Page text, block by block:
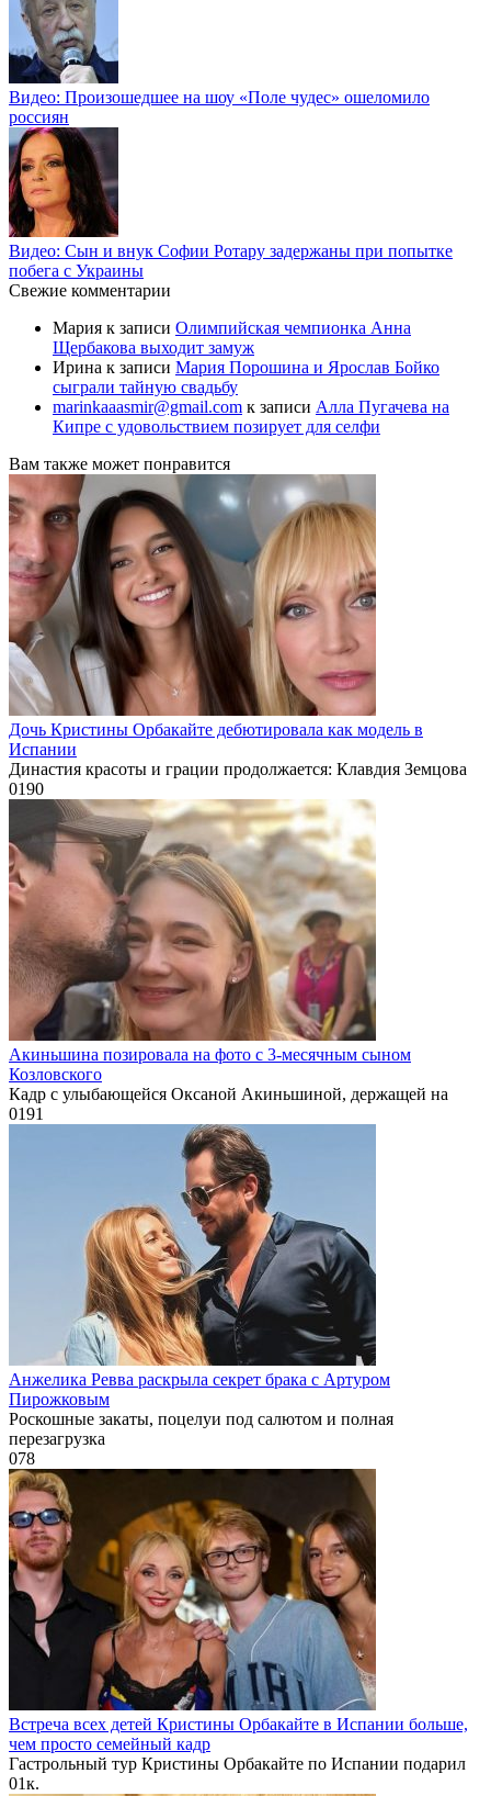
Видео: Произошедшее на шоу «Поле чудес» ошеломило
россиян
Видео: Сын и внук Софии Ротару задержаны при попытке
побега с Украины
Свежие комментарии
Мария к записи Олимпийская чемпионка Анна
Щербакова выходит замуж
Ирина к записи Мария Порошина и Ярослав Бойко
сыграли тайную свадьбу
marinkaaasmir@gmail.com к записи Алла Пугачева на
Кипре с удовольствием позирует для селфи
Вам также может понравится
Дочь Кристины Орбакайте дебютировала как модель в
Испании
Династия красоты и грации продолжается: Клавдия Земцова
0190
Акиньшина позировала на фото с 3-месячным сыном
Козловского
Кадр с улыбающейся Оксаной Акиньшиной, держащей на
0191
Анжелика Ревва раскрыла секрет брака с Артуром
Пирожковым
Роскошные закаты, поцелуи под салютом и полная
перезагрузка
078
Встреча всех детей Кристины Орбакайте в Испании больше,
чем просто семейный кадр
Гастрольный тур Кристины Орбакайте по Испании подарил
01к.